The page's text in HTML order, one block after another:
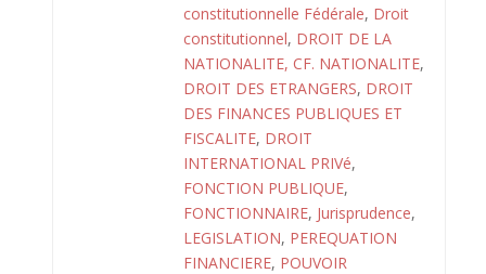
constitutionnelle Fédérale, Droit
constitutionnel, DROIT DE LA
NATIONALITE, CF. NATIONALITE,
DROIT DES ETRANGERS, DROIT
DES FINANCES PUBLIQUES ET
FISCALITE, DROIT
INTERNATIONAL PRIVé,
FONCTION PUBLIQUE,
FONCTIONNAIRE, Jurisprudence,
LEGISLATION, PEREQUATION
FINANCIERE, POUVOIR